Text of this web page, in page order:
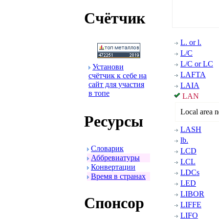
Счётчик
Установи
счётчик к себе на
сайт для участия
в топе
Ресуpсы
Словаpик
Аббpевиатуpы
Конвеpтации
Вpемя в стpанах
Спонсоp
L. or l.
L/C
L/C or LC
LAFTA
LAIA
LAN
Local area
LASH
lb.
LCD
LCL
LDCs
LED
LIBOR
LIFFE
LIFO